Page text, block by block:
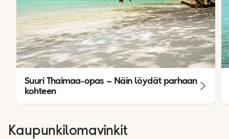
Suuri Thaimaa-opas – Näin löydät parhaan
kohteen
Kaupunkilomavinkit